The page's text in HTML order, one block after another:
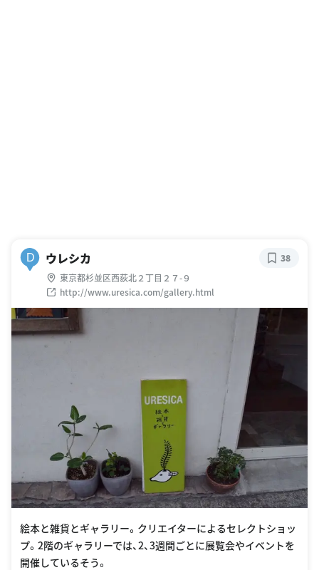
D ウレシカ
東京都杉並区西荻北２丁目２７-９
http://www.uresica.com/gallery.html
38
絵本と雑貨とギャラリー。クリエイターによるセレクトショッ
プ。2階のギャラリーでは、2、3週間ごとに展覧会やイベントを
開催しているそう。